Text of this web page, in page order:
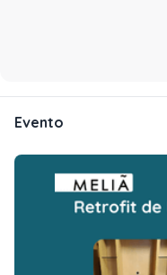
Evento